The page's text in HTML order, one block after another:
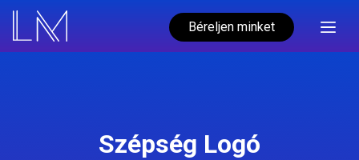
Béreljen minket
Szépség Logó